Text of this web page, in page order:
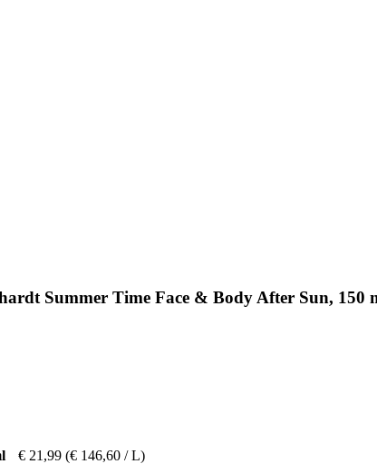
Summer Time Face & Body After Sun, 150
€ 21,99 (€ 146,60 / L)